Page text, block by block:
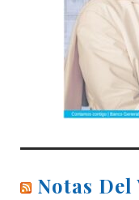
Notas Del